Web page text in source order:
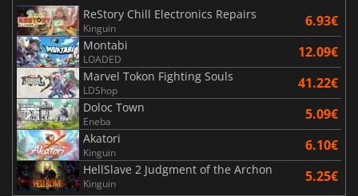
ReStory Chill Electronics Repairs
Kinguin 6.93€
Montabi
LOADED 12.09€
Marvel Tokon Fighting Souls
LDShop 41.22€
Doloc Town
Eneba 5.09€
Akatori
Kinguin 6.10€
HellSlave 2 Judgment of the Archon
Kinguin 5.25€